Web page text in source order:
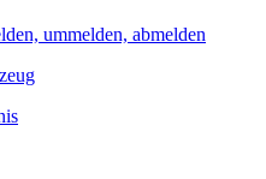
ummelden, abmelden